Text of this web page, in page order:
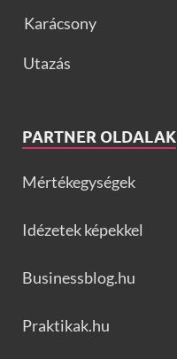
Karácsony
Utazás
PARTNER OLDALAK
Mértékegységek
Idézetek képekkel
Businessblog.hu
Praktikak.hu